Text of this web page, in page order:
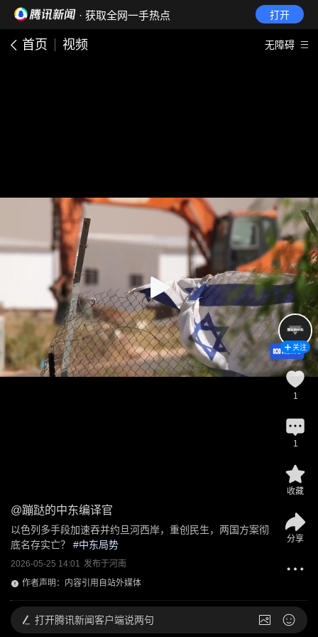
· 获取全网一手热点 打开
首页 视频 无障碍
@蹦跶的中东编译官
以色列多手段加速吞并约旦河西岸，重创民生，两国方案彻
底名存实亡？
#中东局势
2026-05-25 14:01 发布于河南
作者声明：内容引用自站外媒体
关注
1
1
收藏
分享
打开腾讯新闻客户端说两句